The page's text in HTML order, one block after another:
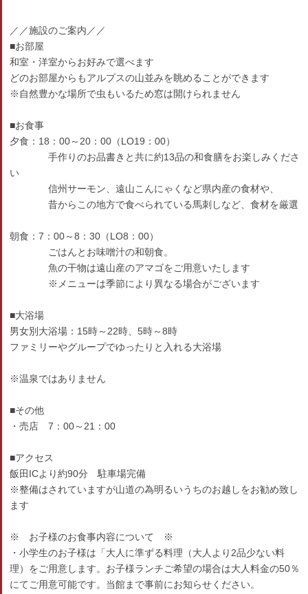
／／施設のご案内／／
■お部屋
和室・洋室からお好みで選べます
どのお部屋からもアルプスの山並みを眺めることができます
※自然豊かな場所で虫もいるため窓は開けられません
■お食事
夕食：18：00～20：00（LO19：00）
手作りのお品書きと共に約13品の和食膳をお楽しみくださ
い
信州サーモン、遠山こんにゃくなど県内産の食材や、
昔からこの地方で食べられている馬刺しなど、食材を厳選
朝食：7：00～8：30（LO8：00）
ごはんとお味噌汁の和朝食。
魚の干物は遠山産のアマゴをご用意いたします
※メニューは季節により異なる場合がございます
■大浴場
男女別大浴場：15時～22時、5時～8時
ファミリーやグループでゆったりと入れる大浴場
※温泉ではありません
■その他
・売店 7：00～21：00
■アクセス
飯田ICより約90分 駐車場完備
※整備はされていますが山道の為明るいうちのお越しをお勧め致し
ます
※ お子様のお食事内容について ※
・小学生のお子様は「大人に準ずる料理（大人より2品少ない料
理）をご用意します。お子様ランチご希望の場合は大人料金の50％
にてご用意可能です。当館まで事前にお知らせください。